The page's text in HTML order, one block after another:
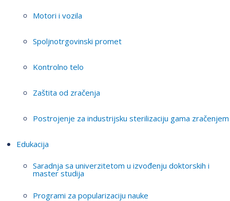
Motori i vozila
Spoljnotrgovinski promet
Kontrolno telo
Zaštita od zračenja
Postrojenje za industrijsku sterilizaciju gama zračenjem
Edukacija
Saradnja sa univerzitetom u izvođenju doktorskih i
master studija
Programi za popularizaciju nauke